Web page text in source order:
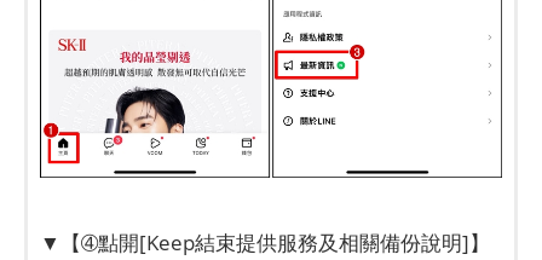
▼【➃點開[Keep結束提供服務及相關備份說明]】